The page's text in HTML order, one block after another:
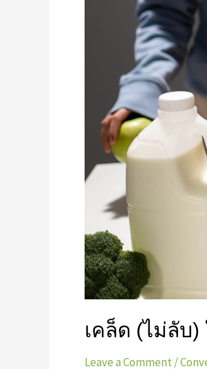
เคล็ด (ไม่ลับ
Leave a Comment/